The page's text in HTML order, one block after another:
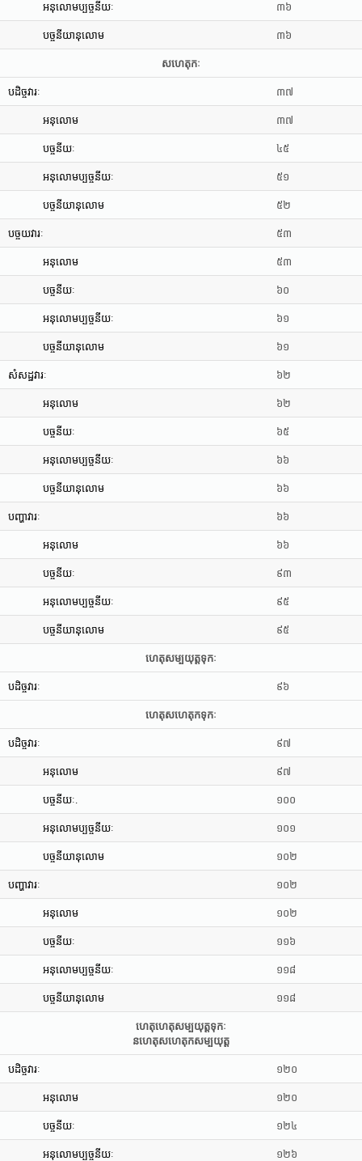
អនុលោមប្បច្ចនីយៈ ៣៦
បច្ចនីយានុលោម ៣៦
សហេតុកៈ
បដិច្ចវារៈ ៣៧
អនុលោម ៣៧
បច្ចនីយៈ ៤៥
អនុលោមប្បច្ចនីយៈ ៥១
បច្ចនីយានុលោម ៥២
បច្ចយវារៈ ៥៣
អនុលោម ៥៣
បច្ចនីយៈ ៦០
អនុលោមប្បច្ចនីយៈ ៦១
បច្ចនីយានុលោម ៦១
សំសដ្ឋវារៈ ៦២
អនុលោម ៦២
បច្ចនីយៈ ៦៥
អនុលោមប្បច្ចនីយៈ ៦៦
បច្ចនីយានុលោម ៦៦
បញ្ហាវារៈ ៦៦
អនុលោម ៦៦
បច្ចនីយៈ ៩៣
អនុលោមប្បច្ចនីយៈ ៩៥
បច្ចនីយានុលោម ៩៥
ហេតុសម្បយុត្តទុកៈ
បដិច្ចវារៈ ៩៦
ហេតុសហេតុកទុកៈ
បដិច្ចវារៈ ៩៧
អនុលោម ៩៧
បច្ចនីយៈ. ១០០
អនុលោមប្បច្ចនីយៈ ១០១
បច្ចនីយានុលោម ១០២
បញ្ហាវារៈ ១០២
អនុលោម ១០២
បច្ចនីយៈ ១១៦
អនុលោមប្បច្ចនីយៈ ១១៨
បច្ចនីយានុលោម ១១៨
ហេតុហេតុសម្បយុត្តទុកៈ
នហេតុសហេតុកសម្បយុត្ត
បដិច្ចវារៈ ១២០
អនុលោម ១២០
បច្ចនីយៈ ១២៤
អនុលោមប្បច្ចនីយៈ ១២៦